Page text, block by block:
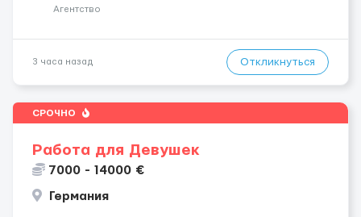
Требования: ✔️ Возраст от ...
Агентство
3 часа назад Откликнуться
СРОЧНО
Работа для Девушек
7000 - 14000 €
Германия